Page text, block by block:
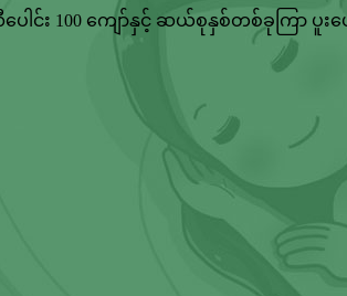
ေါင်း 100 ကျော်နှင့် ဆယ်စုနှစ်တစ်ခုကြ